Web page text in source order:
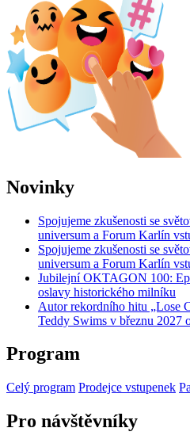
Novinky
Spojujeme zkušenosti se
universum a Forum Karlín
Spojujeme zkušenosti se
universum a Forum Karlín
Jubilejní OKTAGON 100:
oslavy historického milníku
Autor rekordního hitu „Lose
Teddy Swims v březnu 2027
Program
Celý program Prodejce vstupenek
Pro návštěvníky